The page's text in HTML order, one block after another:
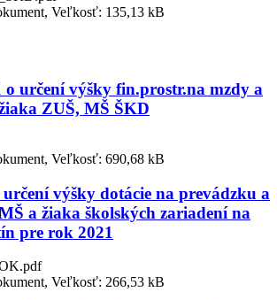
Veľkosť: 135,13 kB
o určení výšky fin.prostr.na mzdy a
ZUŠ, MŠ ŠKD
Veľkosť: 690,68 kB
výšky dotácie na prevádzku a
a žiaka školských zariadení na
pre rok 2021
Veľkosť: 266,53 kB